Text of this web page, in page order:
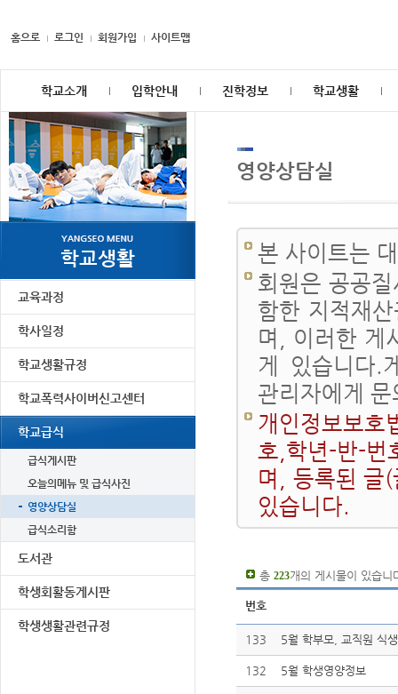
홈으로 로그인 회원가입 사이트맵
학교소개 입학안내 진학정보 학교생활
학교생활
교육과정
학사일정
학교생활규정
학교폭력사이버신고센터
학교급식
급식게시판
오늘의메뉴 및 급식사진
영양상담실
급식소리함
도서관
학생회활동게시판
학생생활관련규정
영양상담실
본 사이트는
회원은 공공
함한 지적재
며, 이러한 게
게 있습니다.
관리자에게
개인정보보호
호,학년-반-번
며, 등록된 글
있습니다.
총 223개의 게시물이 있습니
번호
133 5월 학부모, 교직원 식
132 5월 학생영양정보